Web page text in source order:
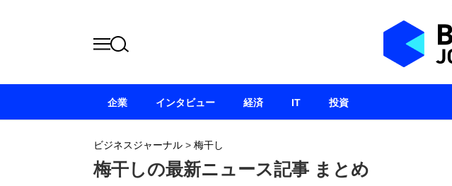
ビジネスジャーナル > 梅干し
梅干しの最新ニュース記事 まとめ
企業 インタビュー 経済 IT 投資